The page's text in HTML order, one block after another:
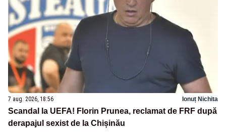
7 aug. 2026, 18:56 Ionuț Nichita
Scandal la UEFA! Florin Prunea, reclamat de FRF după
derapajul sexist de la Chișinău